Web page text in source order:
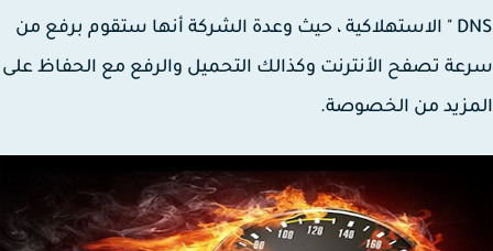
DNS " الاستهلاكية ، حيث وعدة الشركة أنها ستقوم برفع من
تصفح الأنترنت وكذالك التحميل والرفع مع الحفاظ على
من الخصوصة.